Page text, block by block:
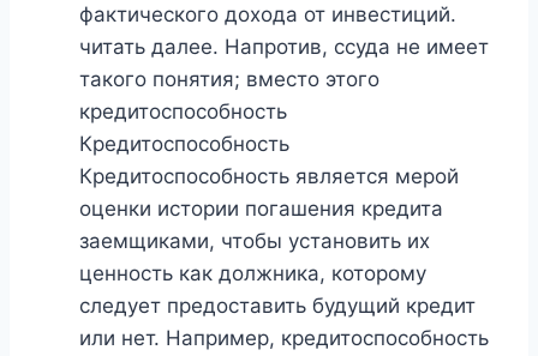
фактического дохода от инвестиций.
читать далее. Напротив, ссуда не имеет
такого понятия; вместо этого
кредитоспособность
Кредитоспособность
Кредитоспособность является мерой
оценки истории погашения кредита
заемщиками, чтобы установить их
ценность как должника, которому
следует предоставить будущий кредит
или нет. Например, кредитоспособность